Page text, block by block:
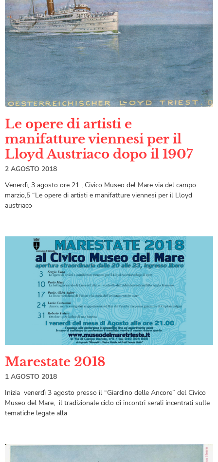
Le opere di artisti e
manifatture viennesi per il
Lloyd Austriaco dopo il 1907
2 AGOSTO 2018
Venerdì, 3 agosto ore 21 , Civico Museo del Mare via del campo
marzio,5 “Le opere di artisti e manifatture viennesi per il Lloyd
austriaco
Marestate 2018
1 AGOSTO 2018
Inizia venerdì 3 agosto presso il “Giardino delle Ancore” del Civico
Museo del Mare, il tradizionale ciclo di incontri serali incentrati sulle
tematiche legate alla